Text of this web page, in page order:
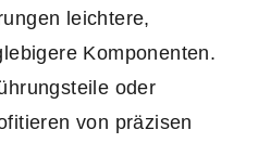
leichtere,
Komponenten.
oder
von präzisen